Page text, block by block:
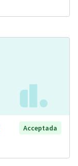
Acceptada